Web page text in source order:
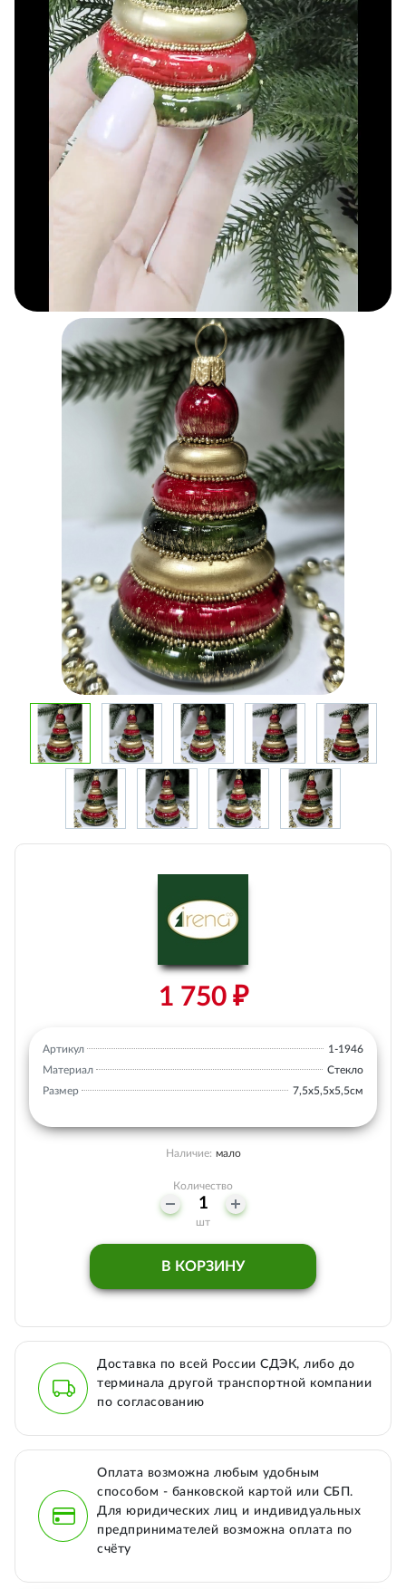
1 750 ₽
Артикул
1-1946
Материал
Стекло
Размер
7,5х5,5х5,5см
Наличие: мало
Количество
шт
В КОРЗИНУ
Доставка по всей России СДЭК, либо до
терминала другой транспортной компании
по согласованию
Оплата возможна любым удобным
способом - банковской картой или СБП.
Для юридических лиц и индивидуальных
предпринимателей возможна оплата по
счёту